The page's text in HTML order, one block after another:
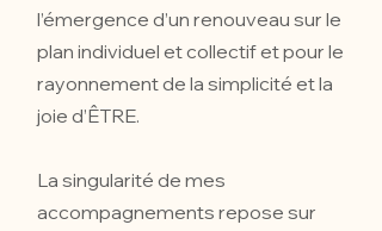
l’émergence d’un renouveau sur le
plan individuel et collectif et pour le
rayonnement de la simplicité et la
joie d’ÊTRE.
La singularité de mes
accompagnements repose sur